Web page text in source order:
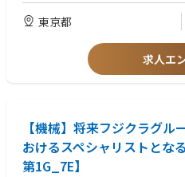
東京都
求人エ
【機械】将来フジクラグ
おけるスペシャリストとな
第1G_7E】